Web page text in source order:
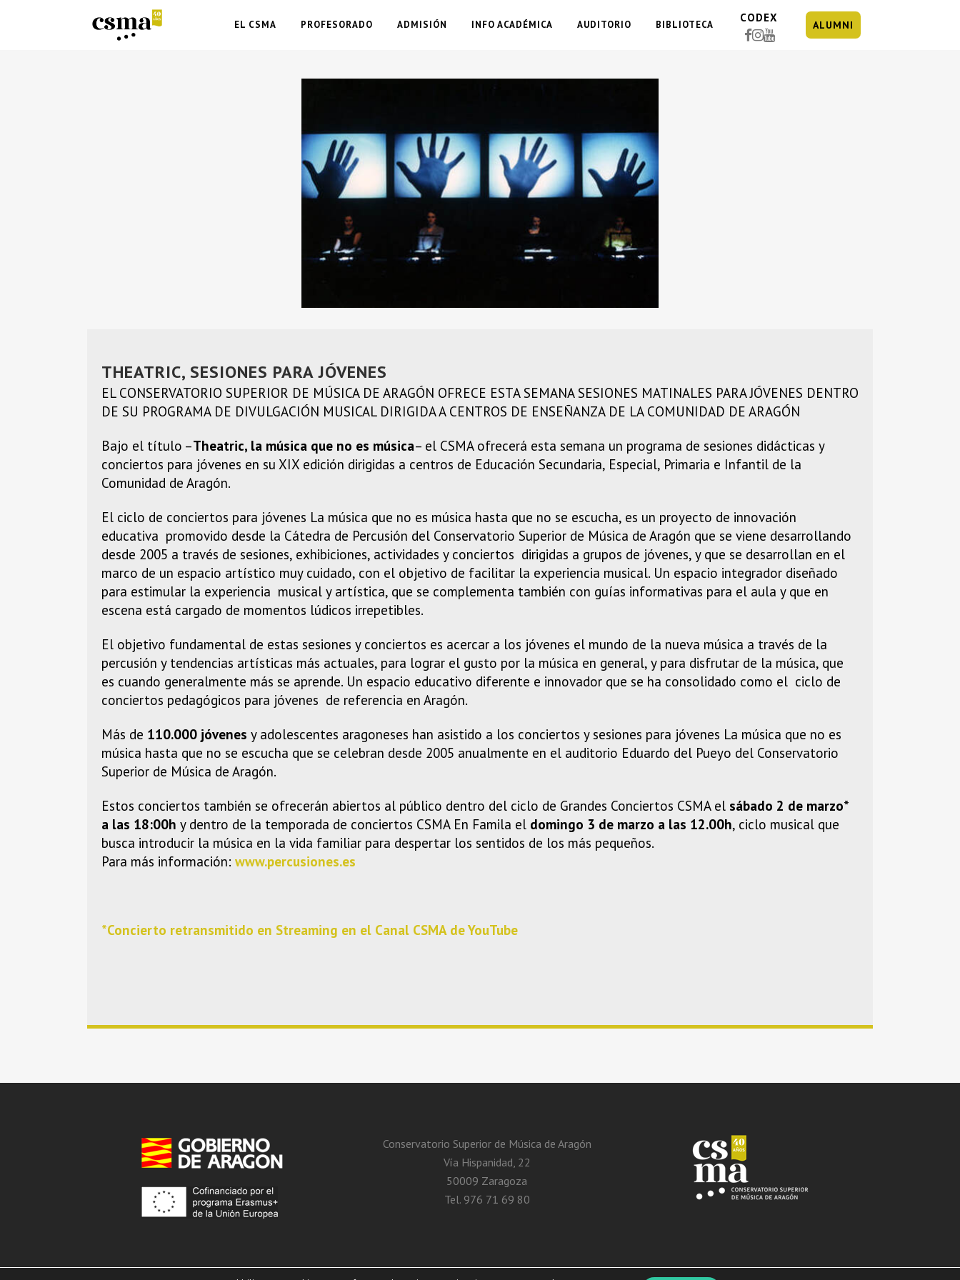
EL CSMA PROFESORADO ADMISIÓN INFO ACADÉMICA AUDITORIO BIBLIOTECA
CODEX
ALUMNI
THEATRIC, SESIONES PARA JÓVENES
EL CONSERVATORIO SUPERIOR DE MÚSICA DE ARAGÓN OFRECE ESTA SEMANA SESIONES MATINALES PARA JÓVENES DENTRO
DE SU PROGRAMA DE DIVULGACIÓN MUSICAL DIRIGIDA A CENTROS DE ENSEÑANZA DE LA COMUNIDAD DE ARAGÓN
Bajo el título –Theatric, la música que no es música– el CSMA ofrecerá esta semana un programa de sesiones didácticas y
conciertos para jóvenes en su XIX edición dirigidas a centros de Educación Secundaria, Especial, Primaria e Infantil de la
Comunidad de Aragón.
El ciclo de conciertos para jóvenes La música que no es música hasta que no se escucha, es un proyecto de innovación
educativa promovido desde la Cátedra de Percusión del Conservatorio Superior de Música de Aragón que se viene desarrollando
desde 2005 a través de sesiones, exhibiciones, actividades y conciertos dirigidas a grupos de jóvenes, y que se desarrollan en el
marco de un espacio artístico muy cuidado, con el objetivo de facilitar la experiencia musical. Un espacio integrador diseñado
para estimular la experiencia musical y artística, que se complementa también con guías informativas para el aula y que en
escena está cargado de momentos lúdicos irrepetibles.
El objetivo fundamental de estas sesiones y conciertos es acercar a los jóvenes el mundo de la nueva música a través de la
percusión y tendencias artísticas más actuales, para lograr el gusto por la música en general, y para disfrutar de la música, que
es cuando generalmente más se aprende. Un espacio educativo diferente e innovador que se ha consolidado como el ciclo de
conciertos pedagógicos para jóvenes de referencia en Aragón.
Más de 110.000 jóvenes y adolescentes aragoneses han asistido a los conciertos y sesiones para jóvenes La música que no es
música hasta que no se escucha que se celebran desde 2005 anualmente en el auditorio Eduardo del Pueyo del Conservatorio
Superior de Música de Aragón.
Estos conciertos también se ofrecerán abiertos al público dentro del ciclo de Grandes Conciertos CSMA el sábado 2 de marzo*
a las 18:00h y dentro de la temporada de conciertos CSMA En Famila el domingo 3 de marzo a las 12.00h, ciclo musical que
busca introducir la música en la vida familiar para despertar los sentidos de los más pequeños.
Para más información: www.percusiones.es
*Concierto retransmitido en Streaming en el Canal CSMA de YouTube
Conservatorio Superior de Música de Aragón
Vía Hispanidad, 22
50009 Zaragoza
Tel. 976 71 69 80